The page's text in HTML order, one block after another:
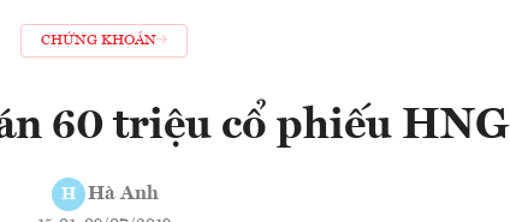
CHỨNG KHOÁN
60 triệu cổ phiếu HNG
H Hà Anh